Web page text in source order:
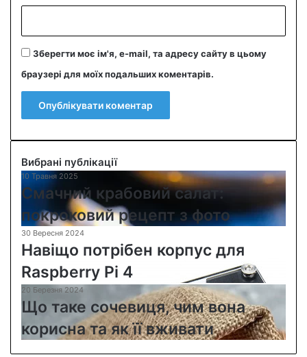
Зберегти моє ім'я, e-mail, та адресу сайту в цьому
браузері для моїх подальших коментарів.
Вибрані публікації
С
м
ч
н
и
й
к
р
о
10 Травня 2025
Смачний крабовий салат:
покроковий рецепт з фото
Н
а
в
і
щ
о
30 Вересня 2024
Навіщо потрібен корпус для
Raspberry Pi 4
Щ
а
20 Березня 2024
Що таке сочевиця, чим вона
корисна та як її вживати